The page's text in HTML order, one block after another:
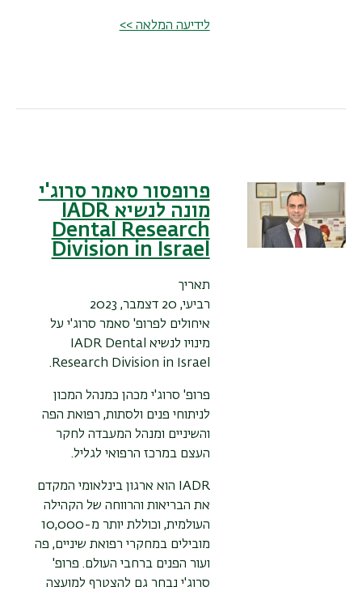
לידיעה המלאה >>
פרופסור סאמר סרוג'י
מונה לנשיא IADR
Dental Research
Division in Israel
תאריך
רביעי, 20 דצמבר, 2023
איחולים לפרופ' סאמר סרוג'י על
מינויו לנשיא IADR Dental
Research Division in Israel.
פרופ' סרוג'י מכהן כמנהל המכון
לניתוחי פנים ולסתות, רפואת הפה
והשיניים ומנהל המעבדה לחקר
העצם במרכז הרפואי לגליל.
IADR הוא ארגון בינלאומי המקדם
את הבריאות והרווחה של הקהילה
העולמית, וכוללת יותר מ-10,000
מובילים במחקרי רפואת שיניים, פה
ועור הפנים ברחבי העולם. פרופ'
סרוג'י נבחר גם להצטרף למועצה